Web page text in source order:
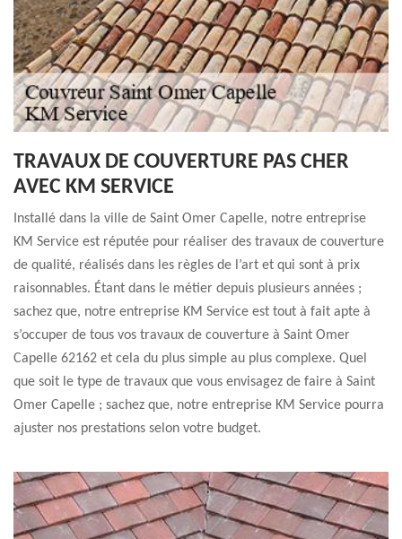
TRAVAUX DE COUVERTURE PAS CHER
AVEC KM SERVICE
Installé dans la ville de Saint Omer Capelle, notre entreprise
KM Service est réputée pour réaliser des travaux de couverture
de qualité, réalisés dans les règles de l’art et qui sont à prix
raisonnables. Étant dans le métier depuis plusieurs années ;
sachez que, notre entreprise KM Service est tout à fait apte à
s’occuper de tous vos travaux de couverture à Saint Omer
Capelle 62162 et cela du plus simple au plus complexe. Quel
que soit le type de travaux que vous envisagez de faire à Saint
Omer Capelle ; sachez que, notre entreprise KM Service pourra
ajuster nos prestations selon votre budget.